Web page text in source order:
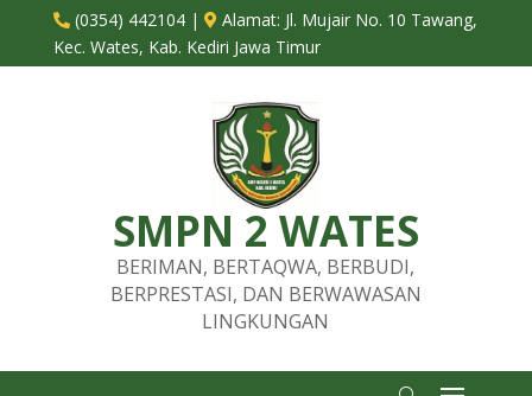
 (0354) 442104|  Alamat: Jl. Mujair No. 10 Tawang,
Kec. Wates, Kab. Kediri Jawa Timur
SMPN 2 WATES
BERIMAN, BERTAQWA, BERBUDI,
BERPRESTASI, DAN BERWAWASAN
LINGKUNGAN